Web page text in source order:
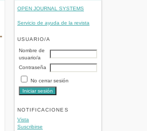
OPEN JOURNAL SYSTEMS
Servicio de ayuda de la revista
USUARIO/A
Nombre de
usuario/a
Contraseña
No cerrar sesión
NOTIFICACIONES
Vista
Suscribirse